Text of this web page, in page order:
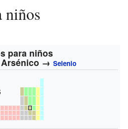
niños
para niños
Arsénico →Selenio